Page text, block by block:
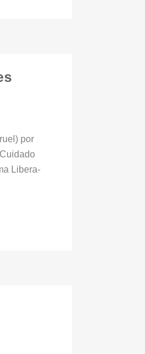
por
Libera-